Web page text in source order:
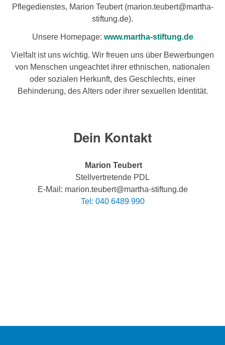
Pflegedienstes, Marion Teubert (marion.teubert@martha-
stiftung.de).
Unsere Homepage: www.martha-stiftung.de
Vielfalt ist uns wichtig. Wir freuen uns über Bewerbungen
von Menschen ungeachtet ihrer ethnischen, nationalen
oder sozialen Herkunft, des Geschlechts, einer
Behinderung, des Alters oder ihrer sexuellen Identität.
Dein Kontakt
Marion Teubert
Stellvertretende PDL
E-Mail: marion.teubert@martha-stiftung.de
Tel: 040 6489 990